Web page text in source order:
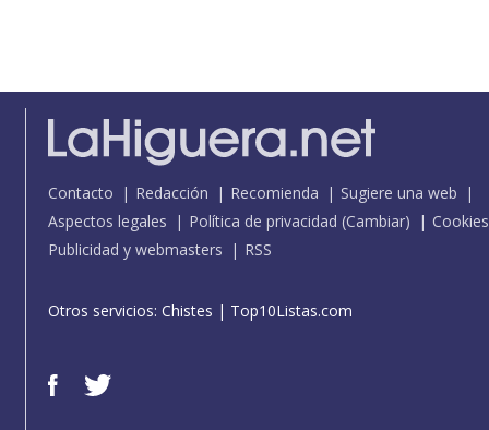
Contacto Redacción Recomienda
Sugiere una web
Aspectos legales
Política de privacidad (Cambiar)
Cookies
Publicidad y webmasters
RSS
Otros servicios: Chistes | Top10Listas.com